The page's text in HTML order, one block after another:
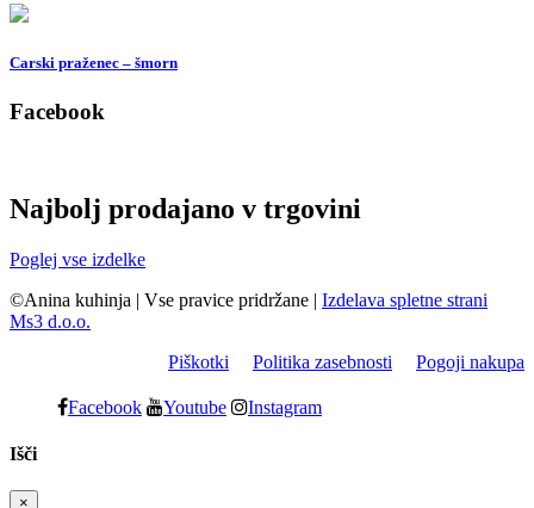
Carski praženec – šmorn
Facebook
Najbolj prodajano v trgovini
Poglej vse izdelke
©Anina kuhinja | Vse pravice pridržane | Izdelava spletne strani
Ms3 d.o.o.
Piškotki
Politika zasebnosti Pogoji nakupa
Facebook Youtube Instagram
Išči
×